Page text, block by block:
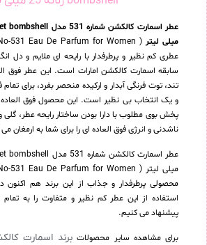
میلی لیتر
عطری کم نظیر و پرطرفدار با رایحه ای ملایم و دل
سابقه اسمارت کالکشن امارات است. این عطر فوق
تند، توت فرنگی آبدار و ارکیده منحصر بفرد، برای
و یک انتخاب بی نظیر است. این محصول فوق العاده
پخش بوی مطلوب با دارا بودن ساختار رایحه عطر،
ناشدنی و انرژی فوق العاده ای را برای شما به ارمغان می
محصولی پرطرفدار و جذاب از این برند هم
استفاده از این عطر کم نظیر و متفاوت را به
پیشنهاد می کنیم.
برای مشاهده سایر محصولات برند اسمارت